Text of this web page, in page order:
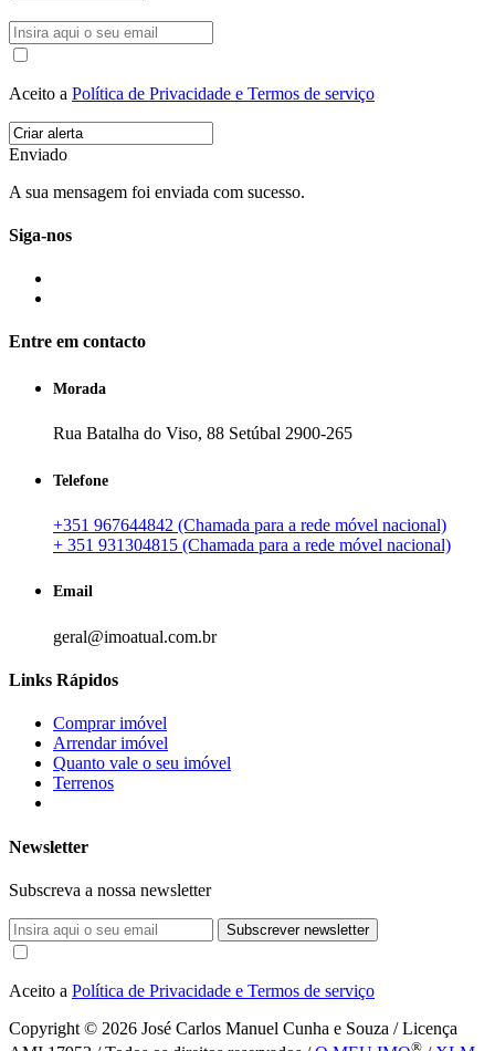
Aceito a Política de Privacidade e Termos de serviço
Enviado
A sua mensagem foi enviada com sucesso.
Siga-nos
Entre em contacto
Morada
Rua Batalha do Viso, 88 Setúbal 2900-265
Telefone
+351 967644842 (Chamada para a rede móvel nacional)
+ 351 931304815 (Chamada para a rede móvel nacional)
Email
geral@imoatual.com.br
Links Rápidos
Comprar imóvel
Arrendar imóvel
Quanto vale o seu imóvel
Terrenos
Newsletter
Subscreva a nossa newsletter
Subscrever newsletter
Aceito a Política de Privacidade e Termos de serviço
Copyright © 2026 José Carlos Manuel Cunha e Souza / Licença
®